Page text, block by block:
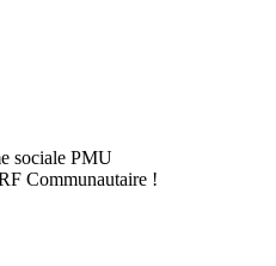
sociale PMU
Communautaire !